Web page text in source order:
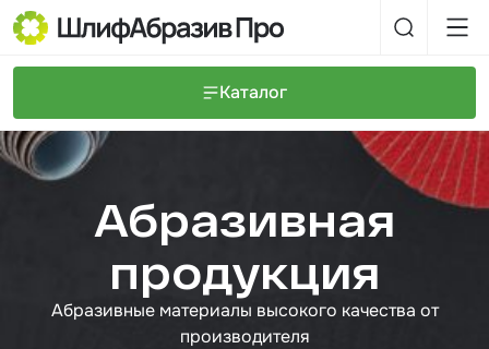
Каталог
О компании
Доставка и оплата
Контакты
+7 (925) 101-69-43
Шлифовальные губки
Полировальные круги и пасты
Абразивная
продукция
Абразивные материалы высокого качества от
производителя